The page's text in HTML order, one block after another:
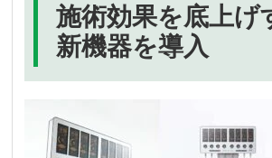
施術効果を底上げ
新機器を導入